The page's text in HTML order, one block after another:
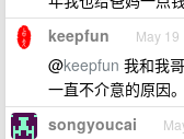
keepfun May 19
@keepfun 我和我
一直不介意的原因
songyoucai